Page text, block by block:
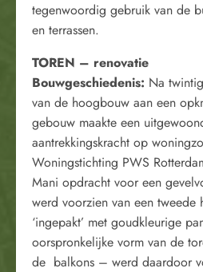
tegenwoordig gebruik van de
en terrassen.
TOREN – renovatie
Bouwgeschiedenis: Na
van de hoogbouw aan een
gebouw maakte een
aantrekkingskracht op
Woningstichting PWS
Mani opdracht voor een
werd voorzien van een tweede
‘ingepakt’ met goudkleurige
oorspronkelijke vorm van de
de balkons – werd daardoor